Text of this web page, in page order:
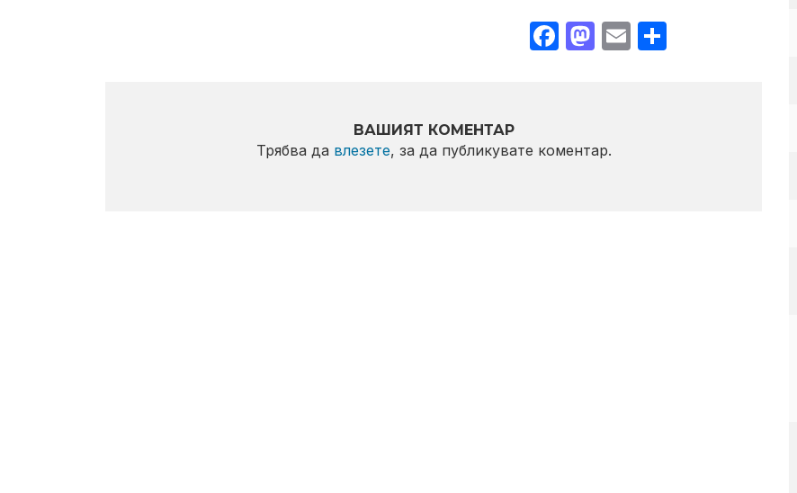
Facebook
Mastodon
EmailShare
ВАШИЯТ КОМЕНТАР
Трябва да влезете, за да публикувате коментар.